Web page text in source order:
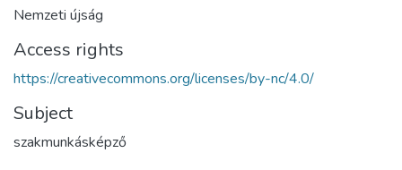
Nemzeti újság
Access rights
https://creativecommons.org/licenses/by-nc/4.0/
Subject
szakmunkásképző